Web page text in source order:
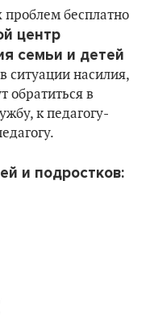
бесплатно
центр
семьи и детей
ситуации насилия,
обратиться в
к педагогу-
и подростков: